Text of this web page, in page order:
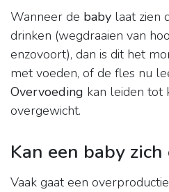
Wanneer de baby laat zien
drinken (wegdraaien van
enzovoort), dan is dit het
met voeden, of de fles nu
Overvoeding kan leiden tot
overgewicht.
Kan een baby
Vaak gaat een